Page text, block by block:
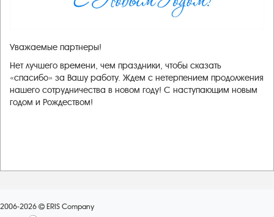
Уважаемые партнеры!
Нет лучшего времени, чем праздники, чтобы сказать
«спасибо» за Вашу работу. Ждем с нетерпением продолжения
нашего сотрудничества в новом году! С наступающим новым
годом и Рождеством!
2006-2026 ERIS Company